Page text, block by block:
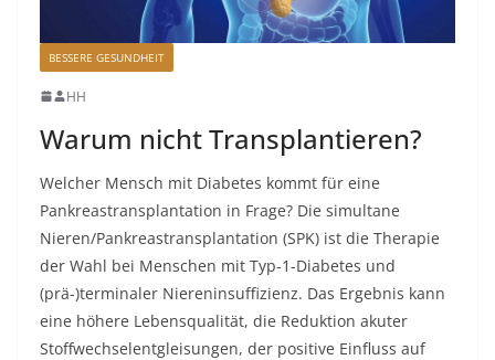
BESSERE GESUNDHEIT
HH
Warum nicht Transplantieren?
Welcher Mensch mit Diabetes kommt für eine
Pankreastransplantation in Frage? Die simultane
Nieren/Pankreastransplantation (SPK) ist die Therapie
der Wahl bei Menschen mit Typ-1-Diabetes und
(prä-)terminaler Niereninsuffizienz. Das Ergebnis kann
eine höhere Lebensqualität, die Reduktion akuter
Stoffwechselentgleisungen, der positive Einfluss auf